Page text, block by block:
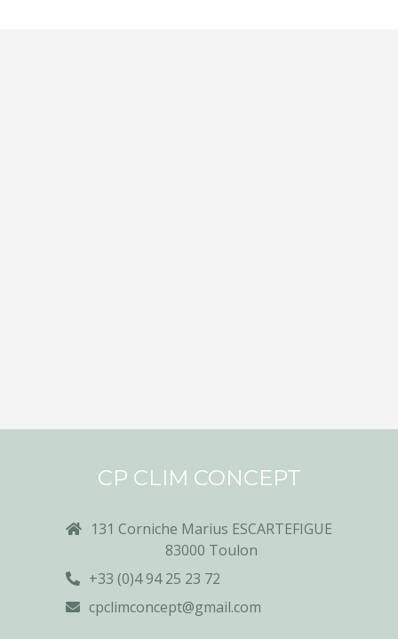
CP CLIM CONCEPT
131 Corniche Marius ESCARTEFIGUE
83000 Toulon
+33 (0)4 94 25 23 72
cpclimconcept@gmail.com